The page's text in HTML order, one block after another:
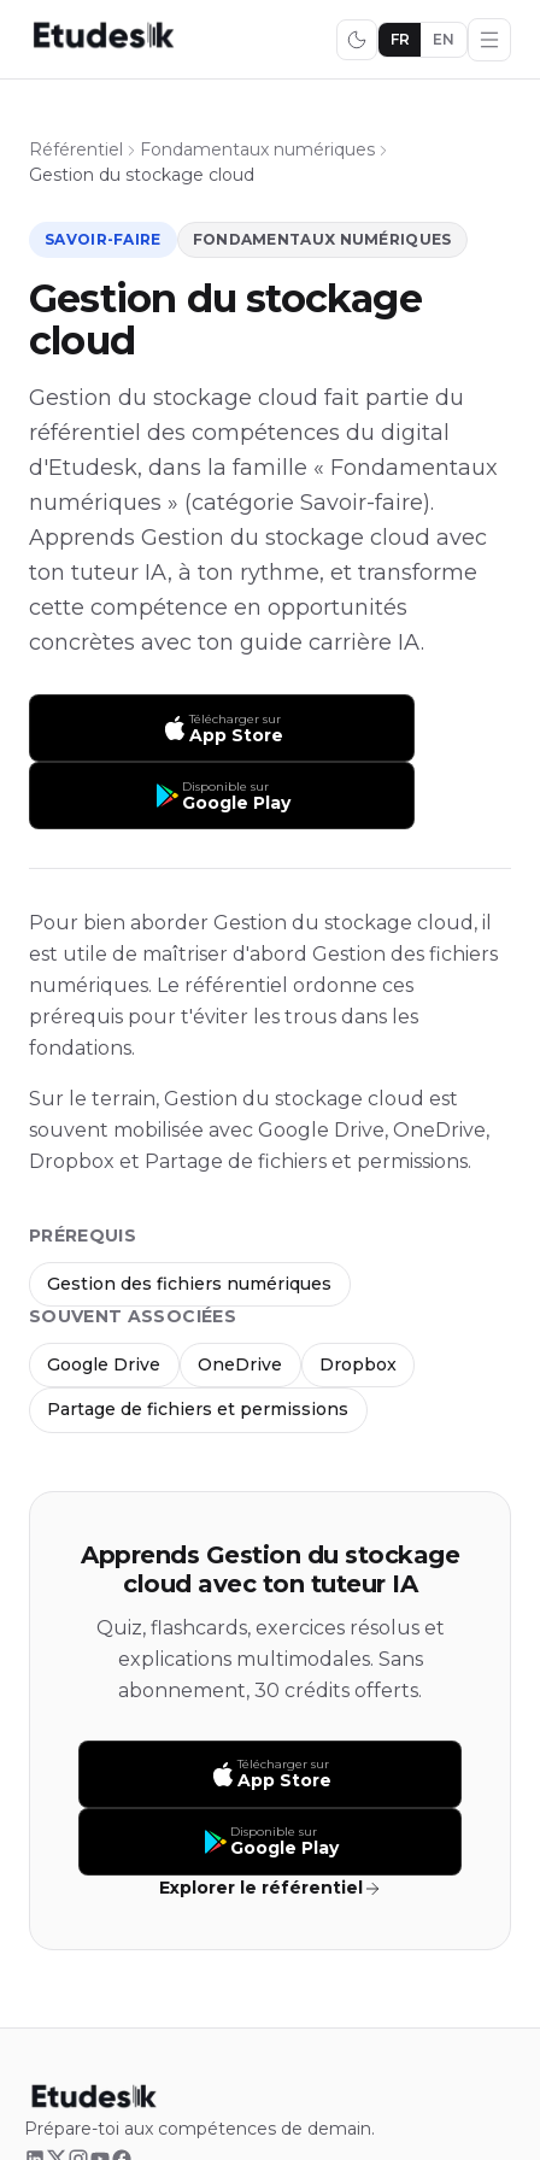
FR EN
Référentiel
Fondamentaux numériques
Gestion du stockage cloud
SAVOIR-FAIRE FONDAMENTAUX NUMÉRIQUES
Gestion du stockage
cloud
Gestion du stockage cloud fait partie du
référentiel des compétences du digital
d'Etudesk, dans la famille « Fondamentaux
numériques » (catégorie Savoir-faire).
Apprends Gestion du stockage cloud avec
ton tuteur IA, à ton rythme, et transforme
cette compétence en opportunités
concrètes avec ton guide carrière IA.
Télécharger sur
App Store
Disponible sur
Google Play
Pour bien aborder Gestion du stockage cloud, il
est utile de maîtriser d'abord Gestion des fichiers
numériques. Le référentiel ordonne ces
prérequis pour t'éviter les trous dans les
fondations.
Sur le terrain, Gestion du stockage cloud est
souvent mobilisée avec Google Drive, OneDrive,
Dropbox et Partage de fichiers et permissions.
PRÉREQUIS
Gestion des fichiers numériques
SOUVENT ASSOCIÉES
Google Drive OneDrive Dropbox
Partage de fichiers et permissions
Apprends Gestion du stockage
cloud avec ton tuteur IA
Quiz, flashcards, exercices résolus et
explications multimodales. Sans
abonnement, 30 crédits offerts.
Télécharger sur
App Store
Disponible sur
Google Play
Explorer le référentiel
Prépare-toi aux compétences de demain.